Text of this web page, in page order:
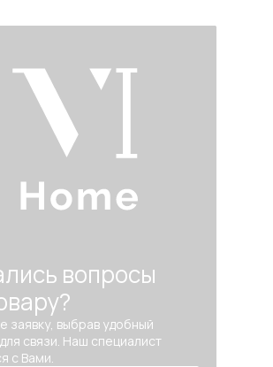
вопросы
заявку, выбрав удобный
связи. Наш специалист
с Вами.